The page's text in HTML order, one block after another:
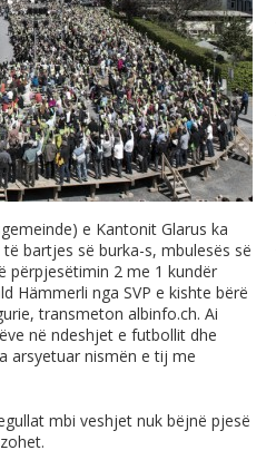
e Kantonit Glarus ka
bartjes së burka-s, mbulesës së
përpjesëtimin 2 me 1 kundër
Hämmerli nga SVP e kishte bërë
transmeton albinfo.ch. Ai
në ndeshjet e futbollit dhe
arsyetuar nismën e tij me
mbi veshjet nuk bëjnë pjesë